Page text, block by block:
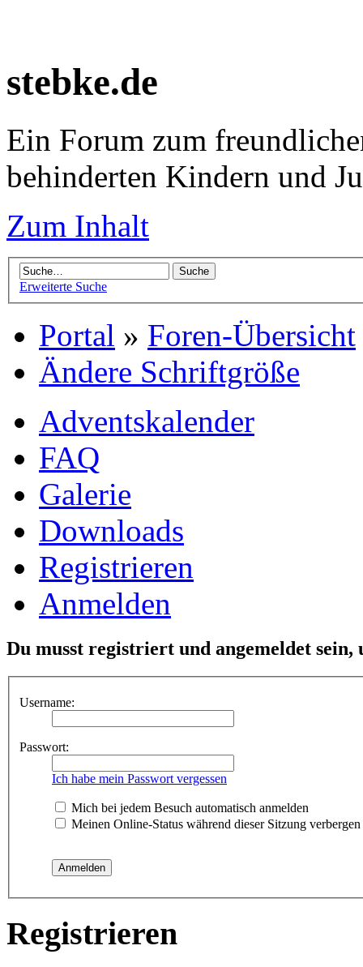
stebke.de
Ein Forum zum
behinderten Kindern und
Zum Inhalt
Erweiterte Suche
Portal » Foren-Übersicht
Ändere Schriftgröße
Adventskalender
FAQ
Galerie
Downloads
Registrieren
Anmelden
Du musst registriert und angemeldet
Username:
Passwort:
Ich habe mein Passwort vergessen
Mich bei jedem Besuch automatisch anmelden
Meinen Online-Status während dieser Sitzung verbergen
Registrieren